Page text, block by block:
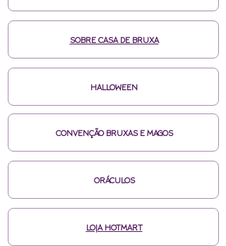
SOBRE CASA DE BRUXA
HALLOWEEN
CONVENÇÃO BRUXAS E MAGOS
ORÁCULOS
LOJA HOTMART